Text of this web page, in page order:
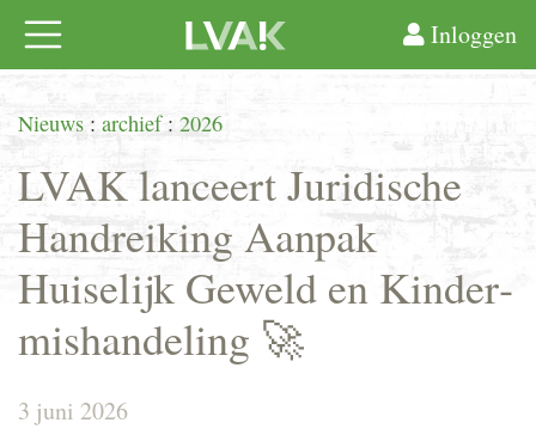
Inloggen
Nieuws : archief: 2026
LVAK lanceert Juridische
Handreiking Aanpak
Huiselijk Geweld en Kinder­
mis­han­deling 🚀
3 juni 2026